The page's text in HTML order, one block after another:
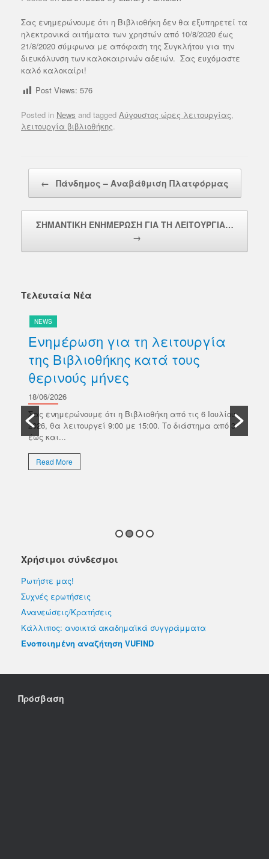
Σας ενημερώνουμε ότι η Βιβλιοθήκη δεν θα εξυπηρετεί τα
ηλεκτρονικά αιτήματα των χρηστών από 10/8/2020 έως
21/8/2020 σύμφωνα με απόφαση της Συγκλήτου για την
διευκόλυνση των καλοκαιρινών αδειών. Σας ευχόμαστε
καλό καλοκαίρι!
Post Views: 576
Posted in News and tagged Αύγουστος ώρες λειτουργίας,
λειτουργία βιβλιοθήκης.
← Πάνδημος – Αναβάθμιση Πλατφόρμας
ΣΗΜΑΝΤΙΚΗ ΕΝΗΜΕΡΩΣΗ ΓΙΑ ΤΗ ΛΕΙΤΟΥΡΓΙΑ…
→
Τελευταία Νέα
NEWS
Ενημέρωση για τη λειτουργία
της Βιβλιοθήκης κατά τους
θερινούς μήνες
18/06/2026
Σας ενημερώνουμε ότι η Βιβλιοθήκη από τις 6 Ιουλίου
2026, θα λειτουργεί 9:00 με 15:00. Το διάστημα από 3
έως και...
Read More
Χρήσιμοι σύνδεσμοι
Ρωτήστε μας!
Συχνές ερωτήσεις
Ανανεώσεις/Κρατήσεις
Κάλλιπος: ανοικτά ακαδημαϊκά συγγράμματα
Ενοποιημένη αναζήτηση VUFIND
Πρόσβαση